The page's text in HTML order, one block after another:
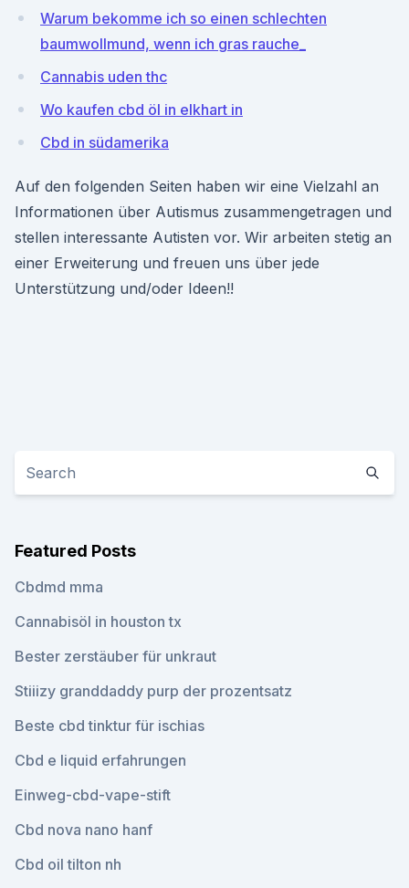
Warum bekomme ich so einen schlechten
baumwollmund, wenn ich gras rauche_
Cannabis uden thc
Wo kaufen cbd öl in elkhart in
Cbd in südamerika
Auf den folgenden Seiten haben wir eine Vielzahl an
Informationen über Autismus zusammengetragen und
stellen interessante Autisten vor. Wir arbeiten stetig an
einer Erweiterung und freuen uns über jede
Unterstützung und/oder Ideen!!
Featured Posts
Cbdmd mma
Cannabisöl in houston tx
Bester zerstäuber für unkraut
Stiiizy granddaddy purp der prozentsatz
Beste cbd tinktur für ischias
Cbd e liquid erfahrungen
Einweg-cbd-vape-stift
Cbd nova nano hanf
Cbd oil tilton nh